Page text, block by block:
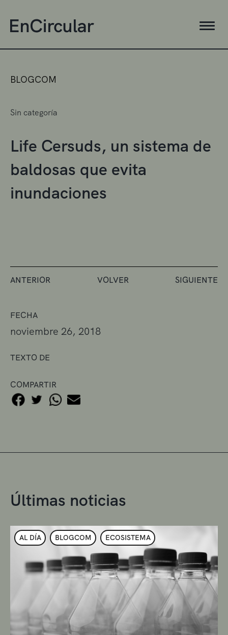
FECHA
noviembre 26, 2018
TEXTO DE
COMPARTIR
BLOGCOM
Sin categoría
Life Cersuds, un sistema de
baldosas que evita
inundaciones
ANTERIOR VOLVER SIGUIENTE
Últimas noticias
AL DÍA BLOGCOM ECOSISTEMA